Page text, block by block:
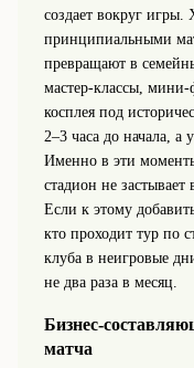
создает вокруг
принципиальными
превращают в
мастер-классы,
косплея под
2–3 часа до начала, а
Именно в эти
стадион не
Если к этому
кто проходит тур по
клуба в неигровые
не два раза в месяц.
Бизнес-
матча